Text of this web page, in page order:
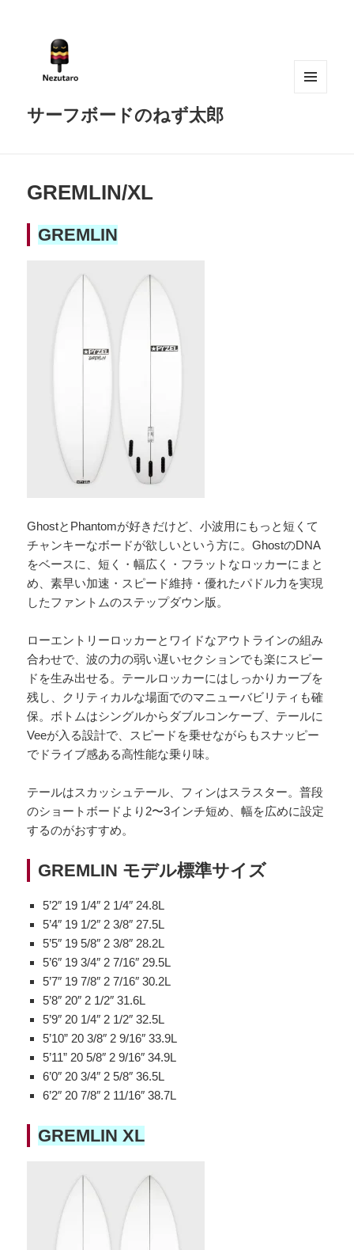
サーフボードのねず太郎
GREMLIN/XL
GREMLIN
GhostとPhantomが好きだけど、小波用にもっと短くて
チャンキーなボードが欲しいという方に。GhostのDNA
をベースに、短く・幅広く・フラットなロッカーにまと
め、素早い加速・スピード維持・優れたパドル力を実現
したファントムのステップダウン版。
ローエントリーロッカーとワイドなアウトラインの組み
合わせで、波の力の弱い遅いセクションでも楽にスピー
ドを生み出せる。テールロッカーにはしっかりカーブを
残し、クリティカルな場面でのマニューバビリティも確
保。ボトムはシングルからダブルコンケーブ、テールに
Veeが入る設計で、スピードを乗せながらもスナッピー
でドライブ感ある高性能な乗り味。
テールはスカッシュテール、フィンはスラスター。普段
のショートボードより2〜3インチ短め、幅を広めに設定
するのがおすすめ。
GREMLIN モデル標準サイズ
5’2″ 19 1/4″ 2 1/4″ 24.8L
5’4″ 19 1/2″ 2 3/8″ 27.5L
5’5″ 19 5/8″ 2 3/8″ 28.2L
5’6″ 19 3/4″ 2 7/16″ 29.5L
5’7″ 19 7/8″ 2 7/16″ 30.2L
5’8″ 20″ 2 1/2″ 31.6L
5’9″ 20 1/4″ 2 1/2″ 32.5L
5’10” 20 3/8″ 2 9/16″ 33.9L
5’11” 20 5/8″ 2 9/16″ 34.9L
6’0″ 20 3/4″ 2 5/8″ 36.5L
6’2″ 20 7/8″ 2 11/16″ 38.7L
GREMLIN XL